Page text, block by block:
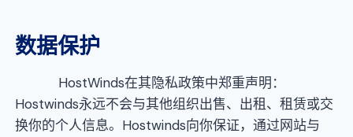
数据保护
HostWinds在其隐私政策中郑重声明：
Hostwinds永远不会与其他组织出售、出租、租赁或交
换你的个人信息。Hostwinds向你保证，通过网站与